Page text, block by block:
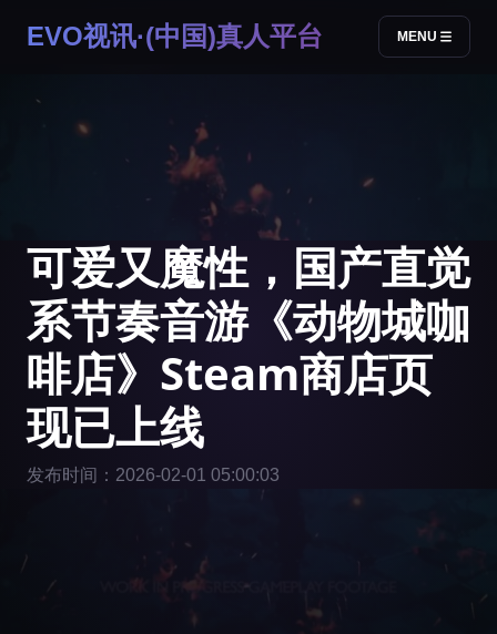
EVO视讯·(中国)真人平台 MENU
可爱又魔性，国产直觉
系节奏音游《动物城咖
啡店》Steam商店页
现已上线
发布时间：2026-02-01 05:00:03